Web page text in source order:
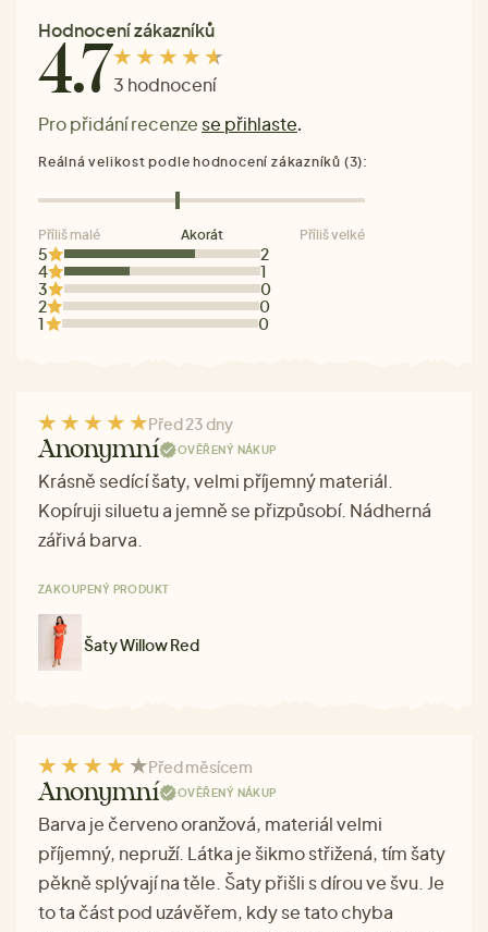
Hodnocení zákazníků
4.73 hodnocení
Pro přidání recenze se přihlaste.
5
2
4
1
3
0
2
0
1
0
Reálná velikost podle hodnocení zákazníků (3):
Příliš malé Akorát Příliš velké
Před 23 dny
Anonymní OVĚŘENÝ NÁKUP
Krásně sedící šaty, velmi příjemný materiál.
Kopíruji siluetu a jemně se přizpůsobí. Nádherná
zářivá barva.
ZAKOUPENÝ PRODUKT
Šaty Willow Red
Před měsícem
Anonymní OVĚŘENÝ NÁKUP
Barva je červeno oranžová, materiál velmi
příjemný, nepruží. Látka je šikmo střižená, tím šaty
pěkně splývají na těle. Šaty přišli s dírou ve švu. Je
to ta část pod uzávěřem, kdy se tato chyba